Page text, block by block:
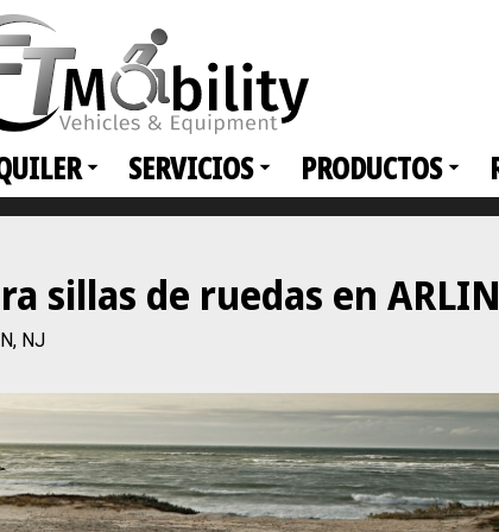
SERVICIOS PRODUCTOS
sillas de ruedas en
NJ